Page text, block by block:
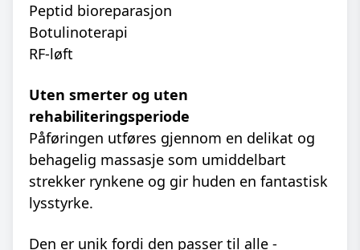
Peptid bioreparasjon
Botulinoterapi
RF-løft
Uten smerter og uten
rehabiliteringsperiode
Påføringen utføres gjennom en delikat og
behagelig massasje som umiddelbart
strekker rynkene og gir huden en fantastisk
lysstyrke.
Den er unik fordi den passer til alle -